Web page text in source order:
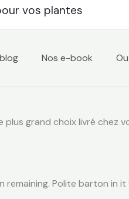
vos plantes
Nos e-book
grand choix livré chez
Polite barton in